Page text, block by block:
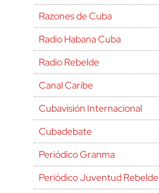
Razones de Cuba
Radio Habana Cuba
Radio Rebelde
Canal Caribe
Cubavisión Internacional
Cubadebate
Periódico Granma
Periódico Juventud Rebelde